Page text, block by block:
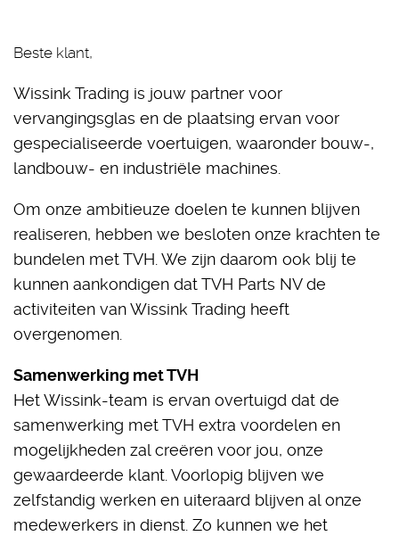
Beste klant,
Wissink Trading is jouw partner voor
vervangingsglas en de plaatsing ervan voor
gespecialiseerde voertuigen, waaronder bouw-,
landbouw- en industriële machines.
Om onze ambitieuze doelen te kunnen blijven
realiseren, hebben we besloten onze krachten te
bundelen met TVH. We zijn daarom ook blij te
kunnen aankondigen dat TVH Parts NV de
activiteiten van Wissink Trading heeft
overgenomen.
Samenwerking met TVH
Het Wissink-team is ervan overtuigd dat de
samenwerking met TVH extra voordelen en
mogelijkheden zal creëren voor jou, onze
gewaardeerde klant. Voorlopig blijven we
zelfstandig werken en uiteraard blijven al onze
medewerkers in dienst. Zo kunnen we het